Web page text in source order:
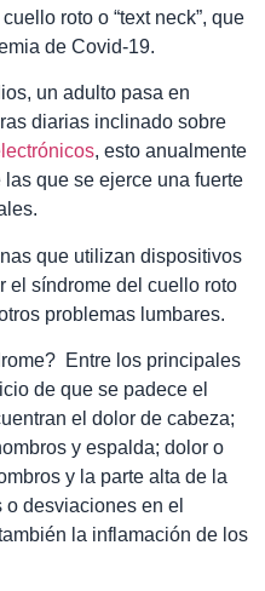
roto o “text neck”, que
de Covid-19.
un adulto pasa en
diarias inclinado sobre
, esto anualmente
que se ejerce una fuerte
que utilizan dispositivos
el síndrome del cuello roto
problemas lumbares.
Entre los principales
de que se padece el
el dolor de cabeza;
y espalda; dolor o
y la parte alta de la
desviaciones en el
la inflamación de los